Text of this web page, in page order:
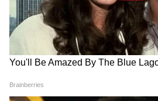
৩. জাওয়া পেরাক (Jawa